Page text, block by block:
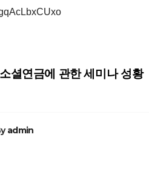
셜연금에 관한 세미나 성황
admin